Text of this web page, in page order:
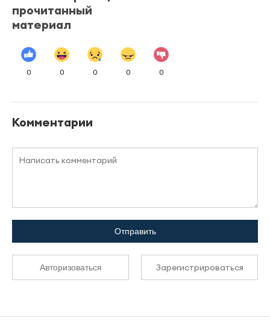
прочитанный
материал
0 0 0 0 0
Комментарии
Отправить
Авторизоваться Зарегистрироваться